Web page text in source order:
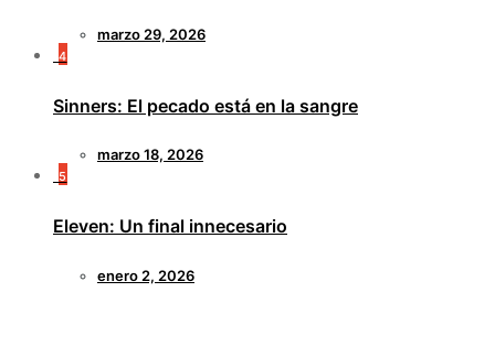
marzo 29, 2026
4
Sinners: El pecado está en la sangre
marzo 18, 2026
5
Eleven: Un final innecesario
enero 2, 2026